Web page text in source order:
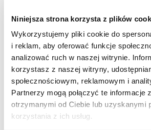
Niniejsza strona korzysta z plików
Wykorzystujemy pliki cookie do
i reklam, aby oferować funkcje
analizować ruch w naszej witrynie.
korzystasz z naszej witryny,
społecznościowym, reklamowym i
Partnerzy mogą połączyć te informacje
otrzymanymi od Ciebie lub uzyskanymi
korzystania z ich usług.
Wspornik ławy komin.
S TOX [G] brązowy
Wspornik ławy komin.
S TOX [G]
ciemnobrązowy